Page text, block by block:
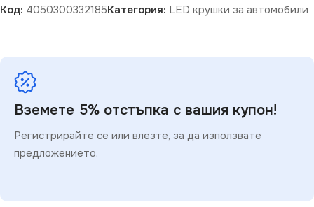
Код: 4050300332185Категория: LED крушки за автомобили
Вземете 5% отстъпка с вашия купон!
Регистрирайте се или влезте, за да използвате
предложението.